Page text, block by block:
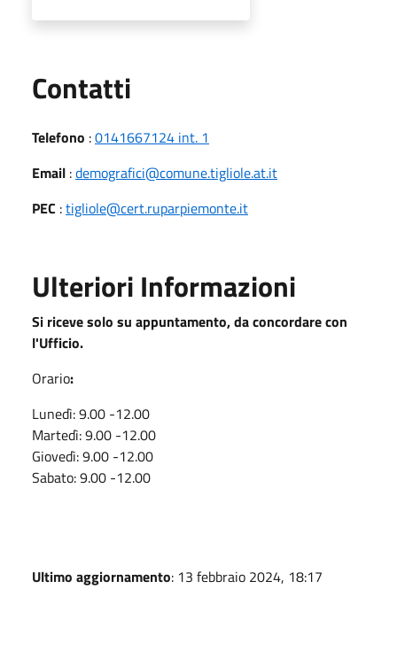
Contatti
Telefono :0141667124 int. 1
Email :demografici@comune.tigliole.at.it
PEC :tigliole@cert.ruparpiemonte.it
Ulteriori Informazioni
Si riceve solo su appuntamento, da concordare con
l'Ufficio.
Orario:
Lunedì: 9.00 -12.00
Martedì: 9.00 -12.00
Giovedì: 9.00 -12.00
Sabato: 9.00 -12.00
Ultimo aggiornamento: 13 febbraio 2024, 18:17